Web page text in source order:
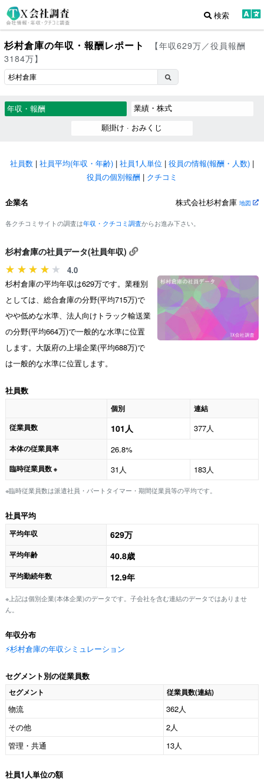
検索
杉村倉庫の年収・報酬レポート
【年収629万／役員報酬
3184万】
年収・報酬
業績・株式
願掛け · おみくじ
社員数 | 社員平均(年収・年齢) | 社員1人単位 | 役員の情報(報酬・人数) |
役員の個別報酬 | クチコミ
企業名 株式会社杉村倉庫 地図
各クチコミサイトの調査は年収・クチコミ調査からお進み下さい。
杉村倉庫の社員データ(社員年収)
4.0
杉村倉庫の平均年収は629万です。業種別
としては、総合倉庫の分野(平均715万)で
やや低めな水準、法人向けトラック輸送業
の分野(平均664万)で一般的な水準に位置
します。大阪府の上場企業(平均688万)で
は一般的な水準に位置します。
社員数
個別
連結
従業員数
101人 377人
本体の従業員率 26.8%
臨時従業員数 ※ 31人 183人
※臨時従業員数は派遣社員・パートタイマー・期間従業員等の平均です。
社員平均
平均年収 629万
平均年齢 40.8歳
平均勤続年数 12.9年
※上記は個別企業(本体企業)のデータです。子会社を含む連結のデータではありませ
ん。
年収分布
⚡️杉村倉庫の年収シミュレーション
セグメント別の従業員数
セグメント 従業員数(連結)
物流
362人
その他
2人
管理・共通
13人
社員1人単位の額